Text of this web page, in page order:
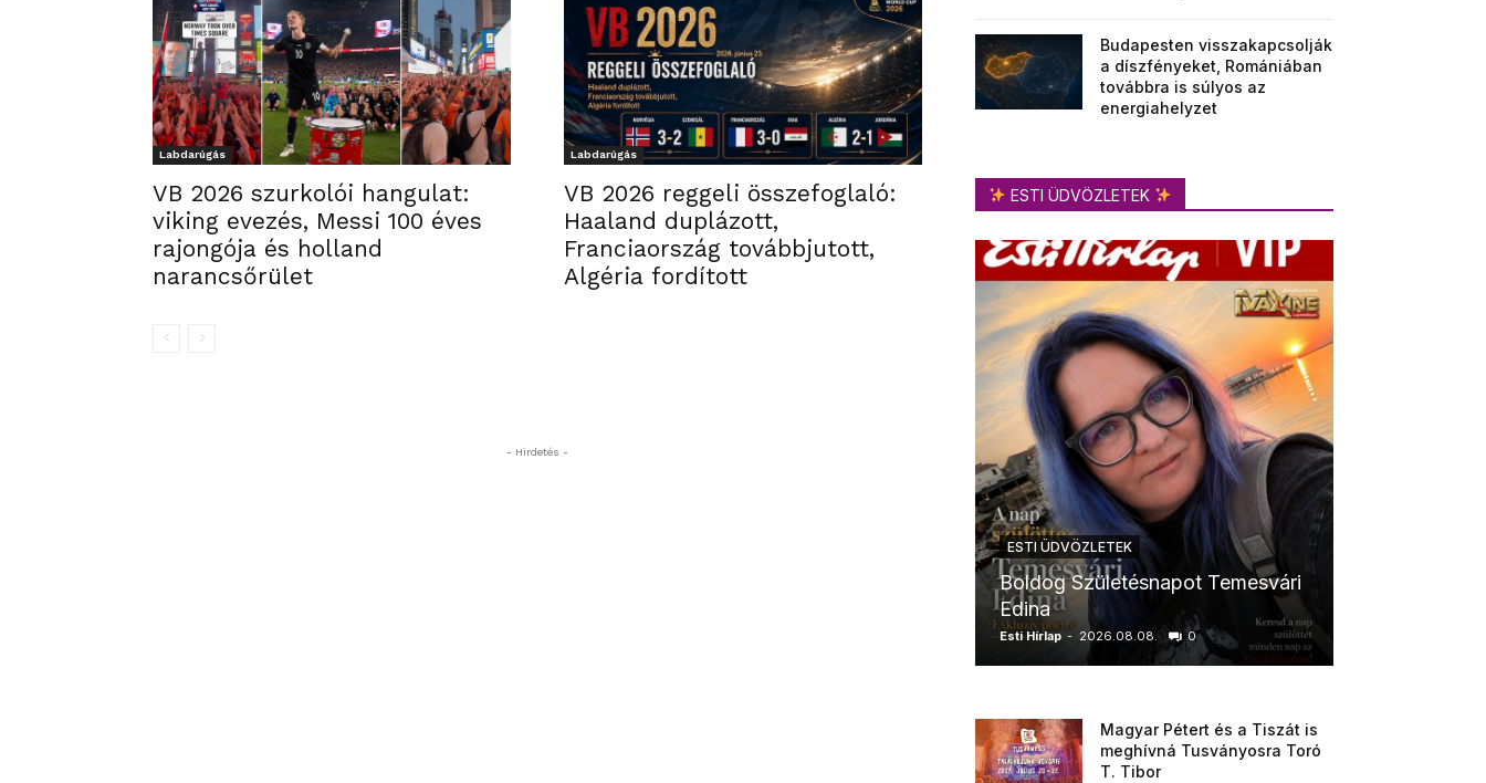
Labdarúgás
VB 2026 szurkolói hangulat:
viking evezés, Messi 100 éves
rajongója és holland
narancsőrület
Labdarúgás
VB 2026 reggeli összefoglaló:
Haaland duplázott,
Franciaország továbbjutott,
Algéria fordított
- Hirdetés -
Budapesten visszakapcsolják
a díszfényeket, Romániában
továbbra is súlyos az
energiahelyzet
ESTI ÜDVÖZLETEK
ESTI ÜDVÖZLETEK
Boldog Születésnapot Temesvári
Edina
Esti Hírlap - 2026.08.08. 0
Magyar Pétert és a Tiszát is
meghívná Tusványosra Toró
T. Tibor